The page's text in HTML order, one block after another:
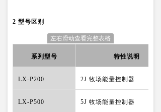
2 型号区别
左右滑动查看完整表格
系列型号 特性说明
LX-P200 2J 牧场能量控制器
LX-P500 5J 牧场能量控制器